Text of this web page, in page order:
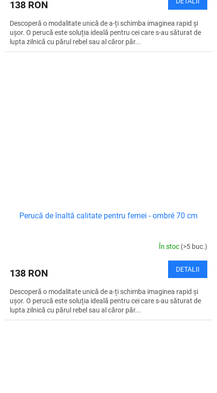
138 RON
Descoperă o modalitate unică de a-ți schimba imaginea rapid și
ușor. O perucă este soluția ideală pentru cei care s-au săturat de
lupta zilnică cu părul rebel sau al căror păr...
Perucă de înaltă calitate pentru femei - ombré 70 cm
În stoc (>5 buc.)
138 RON DETALII
Descoperă o modalitate unică de a-ți schimba imaginea rapid și
ușor. O perucă este soluția ideală pentru cei care s-au săturat de
lupta zilnică cu părul rebel sau al căror păr...